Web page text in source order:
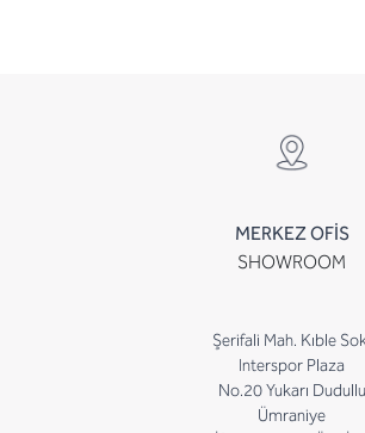
MERKEZ OFİS
SHOWROOM
Şerifali Mah. Kıble
Interspor Plaza
No.20 Yukarı Dudullu
Ümraniye